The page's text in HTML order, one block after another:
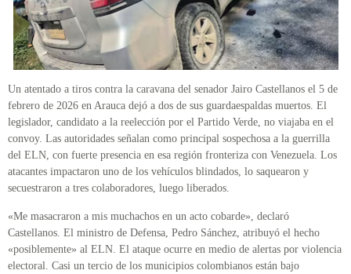
Un atentado a tiros contra la caravana del senador Jairo Castellanos el 5 de
febrero de 2026 en Arauca dejó a dos de sus guardaespaldas muertos. El
legislador, candidato a la reelección por el Partido Verde, no viajaba en el
convoy. Las autoridades señalan como principal sospechosa a la guerrilla
del ELN, con fuerte presencia en esa región fronteriza con Venezuela. Los
atacantes impactaron uno de los vehículos blindados, lo saquearon y
secuestraron a tres colaboradores, luego liberados.
«Me masacraron a mis muchachos en un acto cobarde», declaró
Castellanos. El ministro de Defensa, Pedro Sánchez, atribuyó el hecho
«posiblemente» al ELN. El ataque ocurre en medio de alertas por violencia
electoral. Casi un tercio de los municipios colombianos están bajo